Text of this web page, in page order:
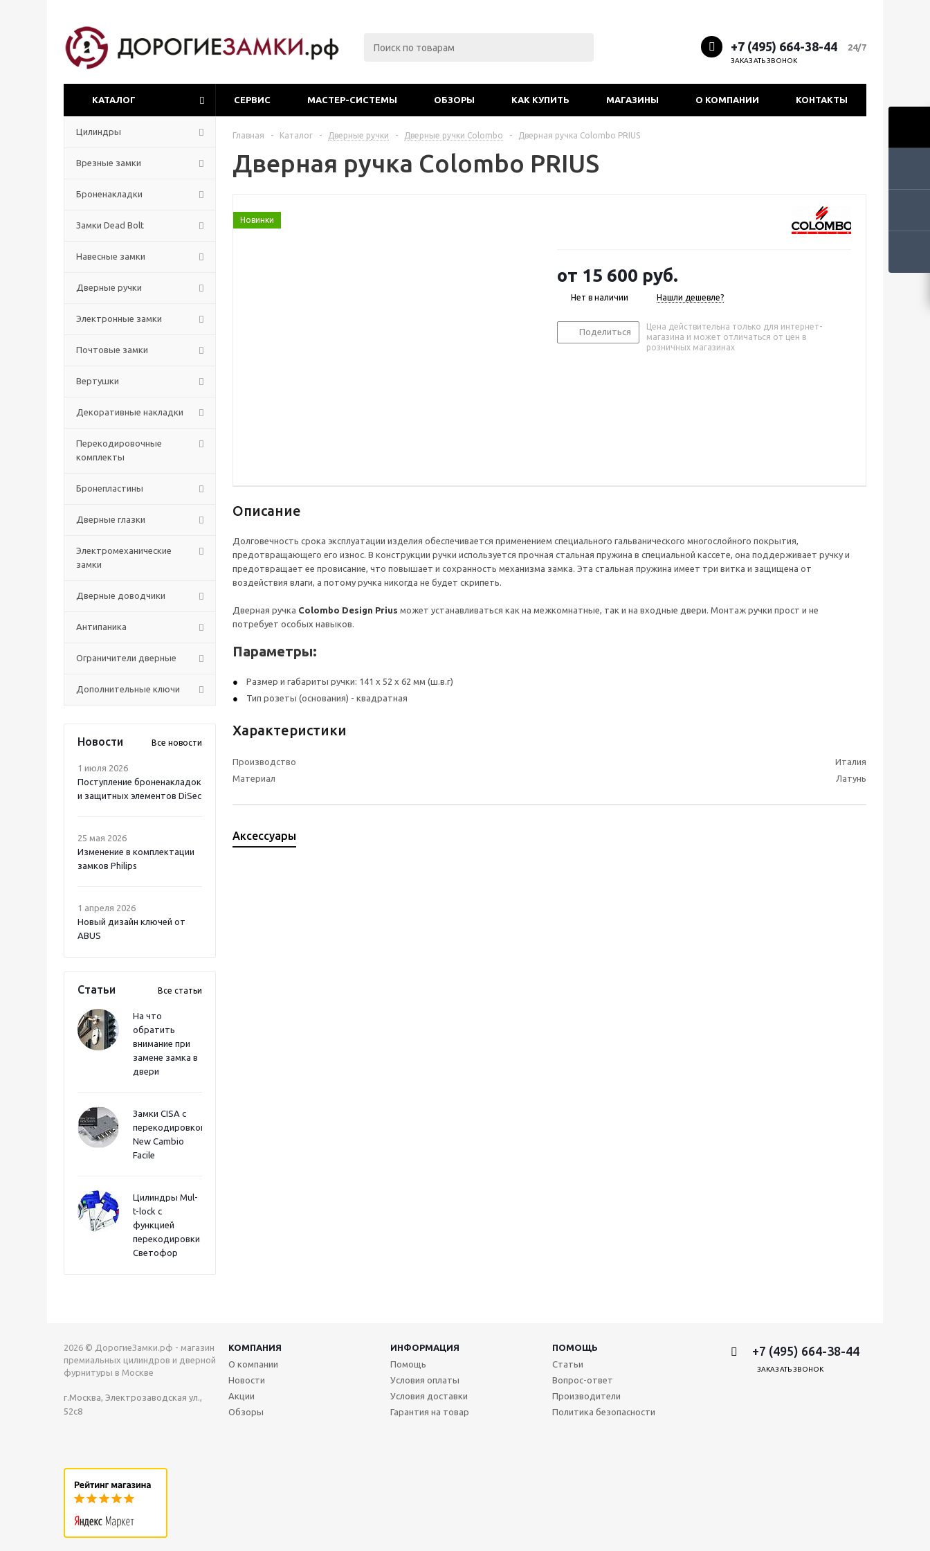
+7 (495) 664-38-44 24/7
ЗАКАЗАТЬ ЗВОНОК
КАТАЛОГ СЕРВИС МАСТЕР-СИСТЕМЫ ОБЗОРЫ КАК КУПИТЬ МАГАЗИНЫ О КОМПАНИИ КОНТАКТЫ
Цилиндры
Врезные замки
Броненакладки
Замки Dead Bolt
Навесные замки
Дверные ручки
Электронные замки
Почтовые замки
Вертушки
Декоративные накладки
Перекодировочные
комплекты
Бронепластины
Дверные глазки
Электромеханические
замки
Дверные доводчики
Антипаника
Ограничители дверные
Дополнительные ключи
Новости Все новости
1 июля 2026
Поступление броненакладок
и защитных элементов DiSec
25 мая 2026
Изменение в комплектации
замков Philips
1 апреля 2026
Новый дизайн ключей от
ABUS
Статьи Все статьи
На что
обратить
внимание при
замене замка в
двери
Замки CISA с
перекодировкой
New Cambio
Facile
Цилиндры Mul-
t-lock с
функцией
перекодировки
Светофор
Главная - Каталог - Дверные ручки - Дверные ручки Colombo - Дверная ручка Colombo PRIUS
Дверная ручка Colombo PRIUS
Новинки
от 15 600 руб.
Нет в наличии Нашли дешевле?
Поделиться
Цена действительна только для интернет-
магазина и может отличаться от цен в
розничных магазинах
Описание
Долговечность срока эксплуатации изделия обеспечивается применением специального гальванического многослойного покрытия,
предотвращающего его износ. В конструкции ручки используется прочная стальная пружина в специальной кассете, она поддерживает ручку и
предотвращает ее провисание, что повышает и сохранность механизма замка. Эта стальная пружина имеет три витка и защищена от
воздействия влаги, а потому ручка никогда не будет скрипеть.
Дверная ручка Colombo Design Prius может устанавливаться как на межкомнатные, так и на входные двери. Монтаж ручки прост и не
потребует особых навыков.
Параметры:
Размер и габариты ручки: 141 х 52 х 62 мм (ш.в.г)
Тип розеты (основания) - квадратная
Характеристики
Производство
Италия
Материал
Латунь
Аксессуары
2026 © ДорогиеЗамки.рф - магазин
премиальных цилиндров и дверной
фурнитуры в Москве
г.Москва, Электрозаводская ул.,
52с8
КОМПАНИЯ ИНФОРМАЦИЯ
ПОМОЩЬ
О компании
Новости
Акции
Обзоры
Помощь
Условия оплаты
Условия доставки
Гарантия на товар
Статьи
Вопрос-ответ
Производители
Политика безопасности
+7 (495) 664-38-44
ЗАКАЗАТЬ ЗВОНОК